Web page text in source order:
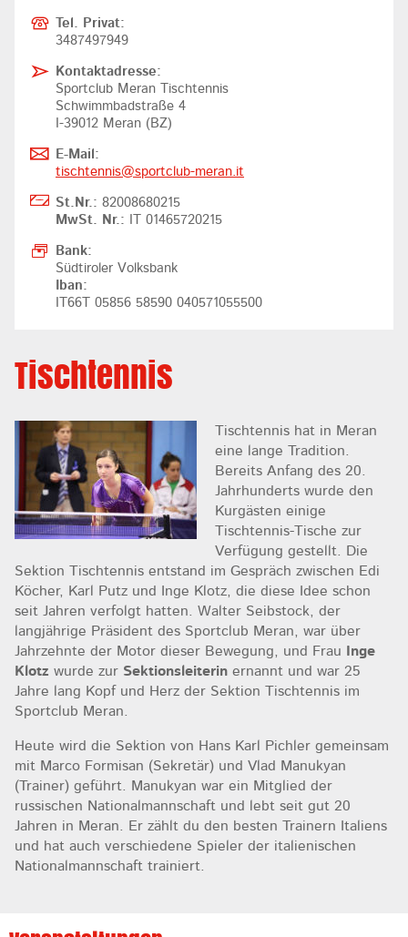
Tel. Privat:
3487497949
Kontaktadresse:
Sportclub Meran Tischtennis
Schwimmbadstraße 4
I-39012 Meran (BZ)
E-Mail:
tischtennis@sportclub-meran.it
St.Nr.: 82008680215
MwSt. Nr.:
IT 01465720215
Bank:
Südtiroler Volksbank
Iban:
IT66T 05856 58590 040571055500
Tischtennis
Tischtennis hat in Meran
eine lange Tradition.
Bereits Anfang des 20.
Jahrhunderts wurde den
Kurgästen einige
Tischtennis-Tische zur
Verfügung gestellt. Die
Sektion Tischtennis entstand im Gespräch zwischen Edi
Köcher, Karl Putz und Inge Klotz, die diese Idee schon
seit Jahren verfolgt hatten. Walter Seibstock, der
langjährige Präsident des Sportclub Meran, war über
Jahrzehnte der Motor dieser Bewegung, und Frau Inge
Klotz wurde zur Sektionsleiterin ernannt und war 25
Jahre lang Kopf und Herz der Sektion Tischtennis im
Sportclub Meran.
Heute wird die Sektion von Hans Karl Pichler gemeinsam
mit Marco Formisan (Sekretär) und Vlad Manukyan
(Trainer) geführt. Manukyan war ein Mitglied der
russischen Nationalmannschaft und lebt seit gut 20
Jahren in Meran. Er zählt du den besten Trainern Italiens
und hat auch verschiedene Spieler der italienischen
Nationalmannschaft trainiert.